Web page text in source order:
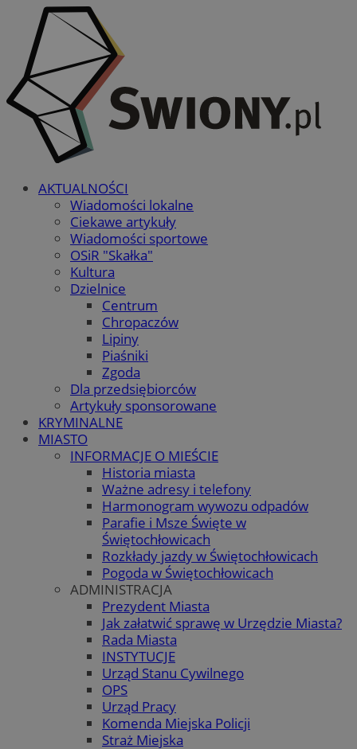
AKTUALNOŚCI
Wiadomości lokalne
Ciekawe artykuły
Wiadomości sportowe
OSiR "Skałka"
Kultura
Dzielnice
Centrum
Chropaczów
Lipiny
Piaśniki
Zgoda
Dla przedsiębiorców
Artykuły sponsorowane
KRYMINALNE
MIASTO
INFORMACJE O MIEŚCIE
Historia miasta
Ważne adresy i telefony
Harmonogram wywozu odpadów
Parafie i Msze Święte w
Świętochłowicach
Rozkłady jazdy w Świętochłowicach
Pogoda w Świętochłowicach
ADMINISTRACJA
Prezydent Miasta
Jak załatwić sprawę w Urzędzie Miasta?
Rada Miasta
INSTYTUCJE
Urząd Stanu Cywilnego
OPS
Urząd Pracy
Komenda Miejska Policji
Straż Miejska